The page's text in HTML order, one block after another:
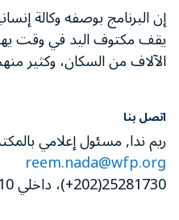
إن البرنامج بوصفه وكالة
يقف مكتوف اليد في وقت
الآلاف من السكان، وكثير
اتصل بنا
ريم ندا, مسئول إعلامي
reem.nada@wfp.org
25281730(202+)، داخلي 2610